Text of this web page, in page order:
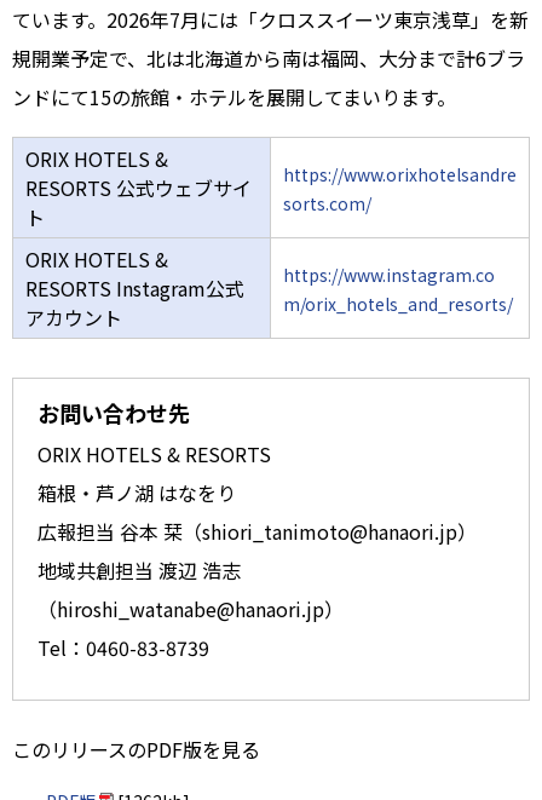
ています。2026年7月には「クロススイーツ東京浅草」を新
規開業予定で、北は北海道から南は福岡、大分まで計6ブラ
ンドにて15の旅館・ホテルを展開してまいります。
ORIX HOTELS &
RESORTS 公式ウェブサイ
ト
https://www.orixhotelsandre
sorts.com/
ORIX HOTELS &
RESORTS Instagram公式
アカウント
https://www.instagram.co
m/orix_hotels_and_resorts/
お問い合わせ先
ORIX HOTELS & RESORTS
箱根・芦ノ湖 はなをり
広報担当 谷本 栞（shiori_tanimoto@hanaori.jp）
地域共創担当 渡辺 浩志
（hiroshi_watanabe@hanaori.jp）
Tel：0460-83-8739
このリリースのPDF版を見る